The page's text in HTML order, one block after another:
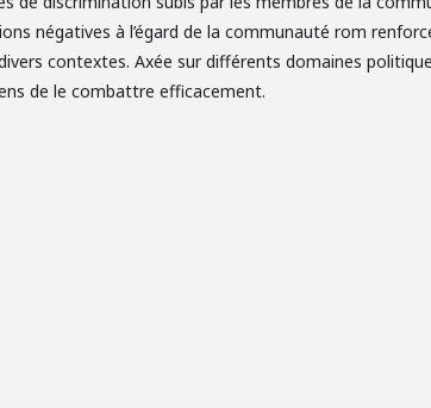
négatives à l’égard de la communauté rom
contextes. Axée sur différents domaines
de le combattre efficacement.